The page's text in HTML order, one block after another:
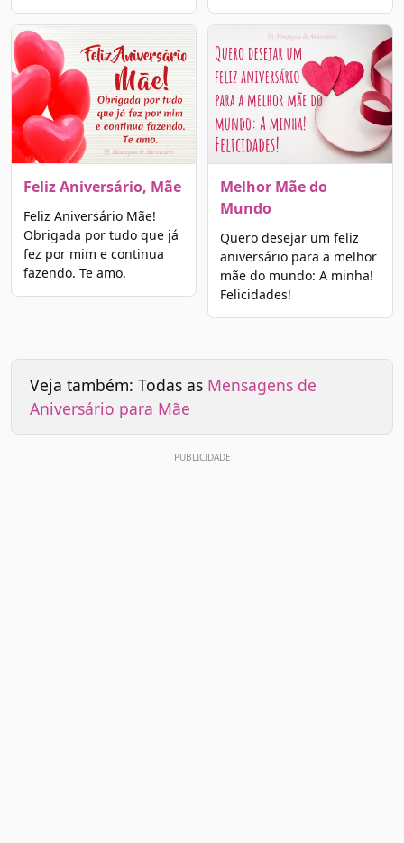
Feliz Aniversário, Mãe
Feliz Aniversário Mãe!
Obrigada por tudo que já
fez por mim e continua
fazendo. Te amo.
Melhor Mãe do
Mundo
Quero desejar um feliz
aniversário para a melhor
mãe do mundo: A minha!
Felicidades!
Veja também: Todas as Mensagens de
Aniversário para Mãe